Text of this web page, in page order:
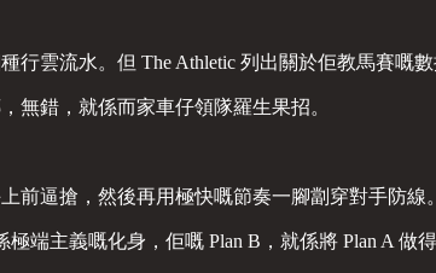
行雲流水。但 The Athletic 列出關於佢教馬賽嘅
無錯，就係而家車仔領隊羅生果招。
前逼搶，然後再用極快嘅節奏一腳劏穿對手防
端主義嘅化身，佢嘅 Plan B，就係將 Plan A